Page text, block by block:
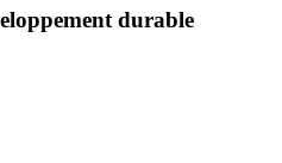
durable